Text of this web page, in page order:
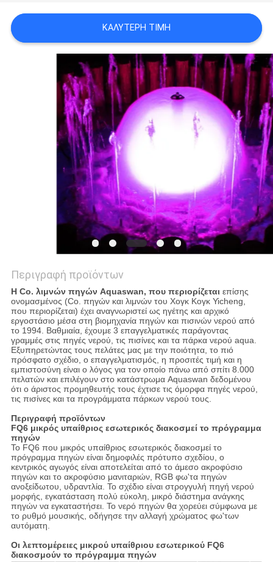
SITEMAP
PRIVACY
ΚΑΛΎΤΕΡΗ ΤΙΜΉ
Περιγραφή προϊόντων
Η Co. λιμνών πηγών Aquaswan, που περιορίζεταιεπίσης
ονομασμένος (Co. πηγών και λιμνών του Χογκ Κογκ Yicheng,
που περιορίζεται) έχει αναγνωριστεί ως ηγέτης και αρχικό
εργοστάσιο μέσα στη βιομηχανία πηγών και πισινών νερού από
το 1994. Βαθμιαία, έχουμε 3 επαγγελματικές παράγοντας
γραμμές στις πηγές νερού, τις πισίνες και τα πάρκα νερού aqua.
Εξυπηρετώντας τους πελάτες μας με την ποιότητα, το πιό
πρόσφατο σχέδιο, ο επαγγελματισμός, η προσιτές τιμή και η
εμπιστοσύνη είναι ο λόγος για τον οποίο πάνω από σπίτι 8.000
πελατών και επιλέγουν στο κατάστρωμα Aquaswan δεδομένου
ότι ο άριστος προμηθευτής τους έχτισε τις όμορφα πηγές νερού,
τις πισίνες και τα προγράμματα πάρκων νερού τους.
Περιγραφή προϊόντων
FQ6 μικρός υπαίθριος εσωτερικός διακοσμεί το πρόγραμμα
πηγών
Το FQ6 που μικρός υπαίθριος εσωτερικός διακοσμεί το
πρόγραμμα πηγών είναι δημοφιλές πρότυπο σχεδίου, ο
κεντρικός αγωγός είναι αποτελείται από το άμεσο ακροφύσιο
πηγών και το ακροφύσιο μανιταριών, RGB φω'τα πηγών
ανοξείδωτου, υδραντλία. Το σχέδιο είναι στρογγυλή πηγή νερού
μορφής, εγκατάσταση πολύ εύκολη, μικρό διάστημα ανάγκης
πηγών να εγκαταστήσει. Το νερό πηγών θα χορεύει σύμφωνα με
το ρυθμό μουσικής, οδήγησε την αλλαγή χρώματος φω'των
αυτόματη.
Οι λεπτομέρειες μικρού υπαίθριου εσωτερικού FQ6
διακοσμούν το πρόγραμμα πηγών